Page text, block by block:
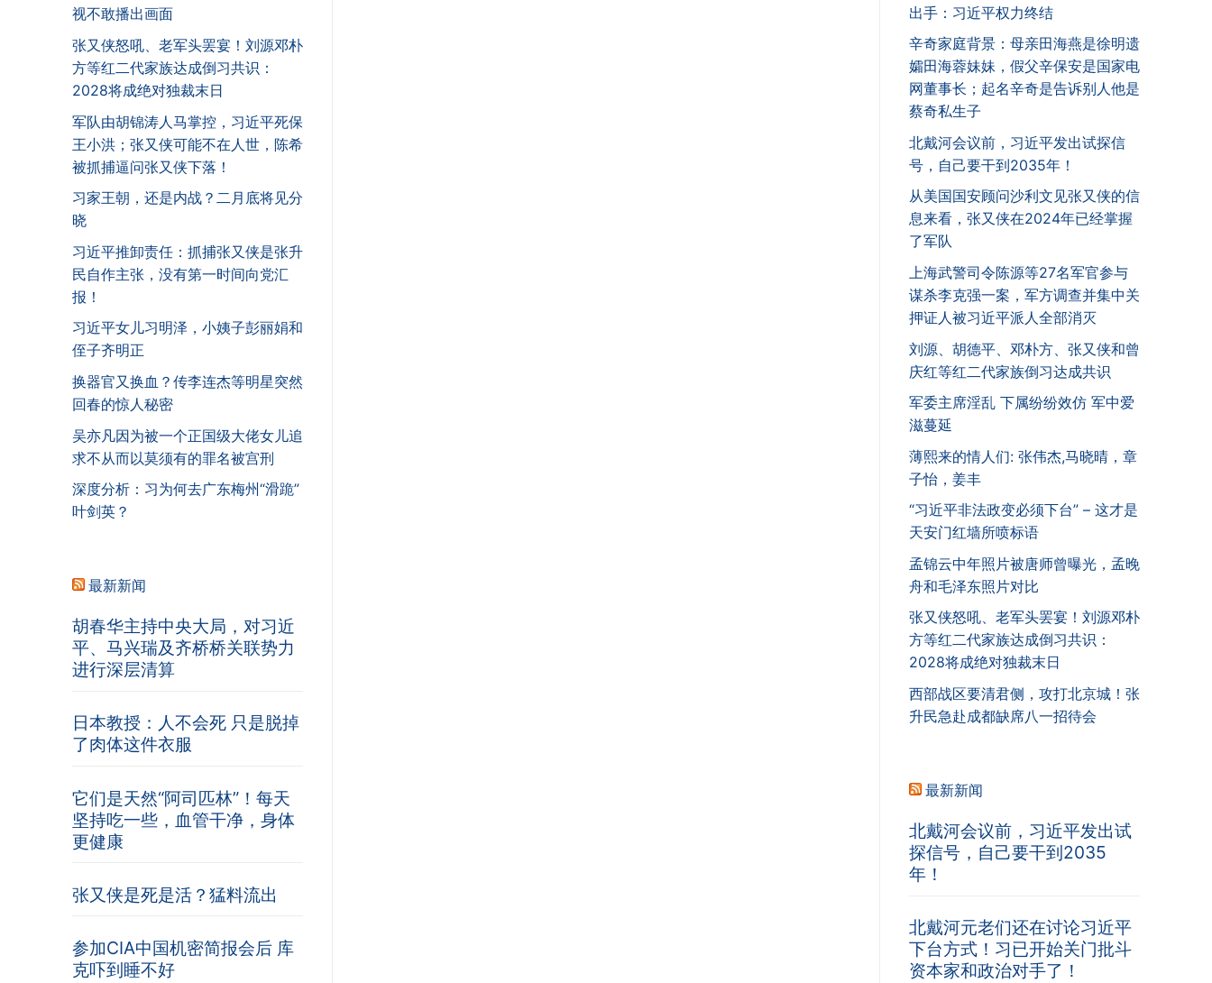
出手：习近平权力终结
辛奇家庭背景：母亲田海燕是徐明遗
孀田海蓉妹妹，假父辛保安是国家电
网董事长；起名辛奇是告诉别人他是
蔡奇私生子
北戴河会议前，习近平发出试探信
号，自己要干到2035年！
从美国国安顾问沙利文见张又侠的信
息来看，张又侠在2024年已经掌握
了军队
上海武警司令陈源等27名军官参与
谋杀李克强一案，军方调查并集中关
押证人被习近平派人全部消灭
刘源、胡德平、邓朴方、张又侠和曾
庆红等红二代家族倒习达成共识
军委主席淫乱 下属纷纷效仿 军中爱
滋蔓延
薄熙来的情人们: 张伟杰,马晓晴，章
子怡，姜丰
“习近平非法政变必须下台” – 这才是
天安门红墙所喷标语
孟锦云中年照片被唐师曾曝光，孟晚
舟和毛泽东照片对比
张又侠怒吼、老军头罢宴！刘源邓朴
方等红二代家族达成倒习共识：
2028将成绝对独裁末日
西部战区要清君侧，攻打北京城！张
升民急赴成都缺席八一招待会
最新新闻
北戴河会议前，习近平发出试
探信号，自己要干到2035
年！
北戴河元老们还在讨论习近平
下台方式！习已开始关门批斗
资本家和政治对手了！
视不敢播出画面
张又侠怒吼、老军头罢宴！刘源邓朴
方等红二代家族达成倒习共识：
2028将成绝对独裁末日
军队由胡锦涛人马掌控，习近平死保
王小洪；张又侠可能不在人世，陈希
被抓捕逼问张又侠下落！
习家王朝，还是内战？二月底将见分
晓
习近平推卸责任：抓捕张又侠是张升
民自作主张，没有第一时间向党汇
报！
习近平女儿习明泽，小姨子彭丽娟和
侄子齐明正
换器官又换血？传李连杰等明星突然
回春的惊人秘密
吴亦凡因为被一个正国级大佬女儿追
求不从而以莫须有的罪名被宫刑
深度分析：习为何去广东梅州“滑跪”
叶剑英？
最新新闻
胡春华主持中央大局，对习近
平、马兴瑞及齐桥桥关联势力
进行深层清算
日本教授：人不会死 只是脱掉
了肉体这件衣服
它们是天然“阿司匹林”！每天
坚持吃一些，血管干净，身体
更健康
张又侠是死是活？猛料流出
参加CIA中国机密简报会后 库
克吓到睡不好